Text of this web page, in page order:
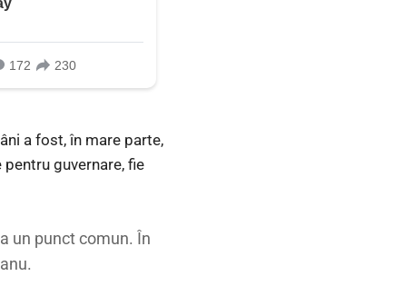
a fost, în mare parte,
guvernare, fie
un punct comun. În